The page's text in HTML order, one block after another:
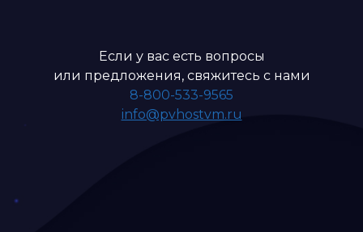
Если у вас есть вопросы
или предложения, свяжитесь с нами
8-800-533-9565
info@pvhostvm.ru